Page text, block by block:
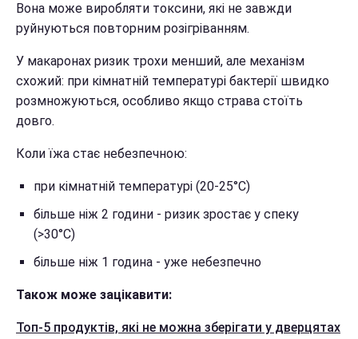
Вона може виробляти токсини, які не завжди
руйнуються повторним розігріванням.
У макаронах ризик трохи менший, але механізм
схожий: при кімнатній температурі бактерії швидко
розмножуються, особливо якщо страва стоїть
довго.
Коли їжа стає небезпечною:
при кімнатній температурі (20-25°C)
більше ніж 2 години - ризик зростає у спеку
(>30°C)
більше ніж 1 година - уже небезпечно
Також може зацікавити:
Топ-5 продуктів, які не можна зберігати у дверцятах